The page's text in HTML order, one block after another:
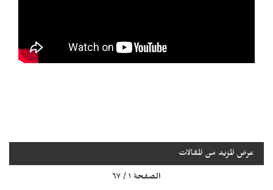
عرض المزيد من المقالات
الصفحة ١ / ٦٧